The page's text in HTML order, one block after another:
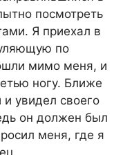
посмотреть
Я приехал в
по
мимо меня, и
ногу. Ближе
увидел своего
он должен был
меня, где я